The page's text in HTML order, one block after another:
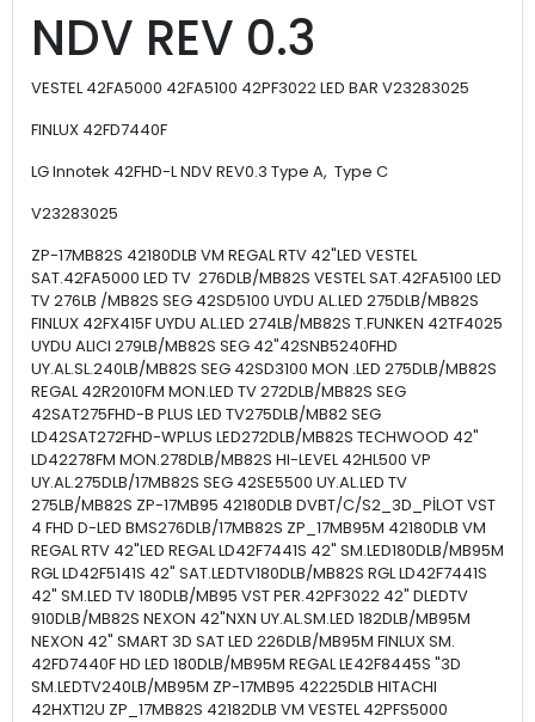
NDV REV 0.3
VESTEL 42FA5000 42FA5100 42PF3022 LED BAR V23283025
FINLUX 42FD7440F
LG Innotek 42FHD-L NDV REV0.3 Type A, Type C
V23283025
ZP-17MB82S 42180DLB VM REGAL RTV 42"LED VESTEL
SAT.42FA5000 LED TV 276DLB/MB82S VESTEL SAT.42FA5100 LED
TV 276LB /MB82S SEG 42SD5100 UYDU AL.LED 275DLB/MB82S
FINLUX 42FX415F UYDU AL.LED 274LB/MB82S T.FUNKEN 42TF4025
UYDU ALICI 279LB/MB82S SEG 42"42SNB5240FHD
UY.AL.SL.240LB/MB82S SEG 42SD3100 MON .LED 275DLB/MB82S
REGAL 42R2010FM MON.LED TV 272DLB/MB82S SEG
42SAT275FHD-B PLUS LED TV275DLB/MB82 SEG
LD42SAT272FHD-WPLUS LED272DLB/MB82S TECHWOOD 42"
LD42278FM MON.278DLB/MB82S HI-LEVEL 42HL500 VP
UY.AL.275DLB/17MB82S SEG 42SE5500 UY.AL.LED TV
275LB/MB82S ZP-17MB95 42180DLB DVBT/C/S2_3D_PİLOT VST
4 FHD D-LED BMS276DLB/17MB82S ZP_17MB95M 42180DLB VM
REGAL RTV 42"LED REGAL LD42F7441S 42" SM.LED180DLB/MB95M
RGL LD42F5141S 42" SAT.LEDTV180DLB/MB82S RGL LD42F7441S
42" SM.LED TV 180DLB/MB95 VST PER.42PF3022 42" DLEDTV
910DLB/MB82S NEXON 42"NXN UY.AL.SM.LED 182DLB/MB95M
NEXON 42" SMART 3D SAT LED 226DLB/MB95M FINLUX SM.
42FD7440F HD LED 180DLB/MB95M REGAL LE42F8445S "3D
SM.LEDTV240LB/MB95M ZP-17MB95 42225DLB HITACHI
42HXT12U ZP_17MB82S 42182DLB VM VESTEL 42PFS5000